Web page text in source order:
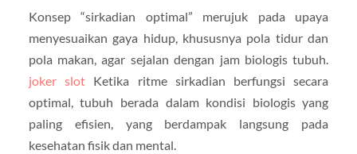
Konsep “sirkadian optimal” merujuk pada upaya
menyesuaikan gaya hidup, khususnya pola tidur dan
pola makan, agar sejalan dengan jam biologis tubuh.
joker slot Ketika ritme sirkadian berfungsi secara
optimal, tubuh berada dalam kondisi biologis yang
paling efisien, yang berdampak langsung pada
kesehatan fisik dan mental.